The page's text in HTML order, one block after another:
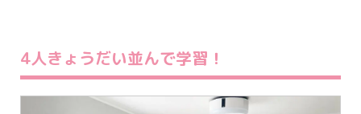
4人きょうだい並んで学習！